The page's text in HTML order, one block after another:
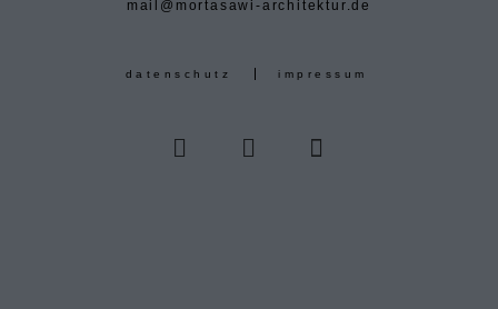
mail@mortasawi-architektur.de
datenschutz impressum